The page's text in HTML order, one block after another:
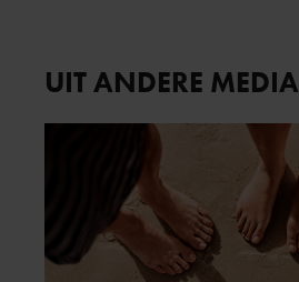
UIT ANDERE MEDIA